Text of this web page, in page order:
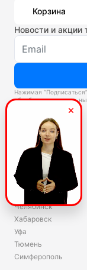
Корзина
Новости и акции
Нажимая
обработку
Склады
Владивосток
Екатеринбург
Красноярск
Волгоград
Ярославль
Челябинск
Хабаровск
Уфа
Тюмень
Симферополь